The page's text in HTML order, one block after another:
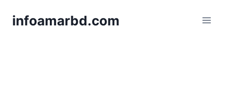
infoamarbd.com